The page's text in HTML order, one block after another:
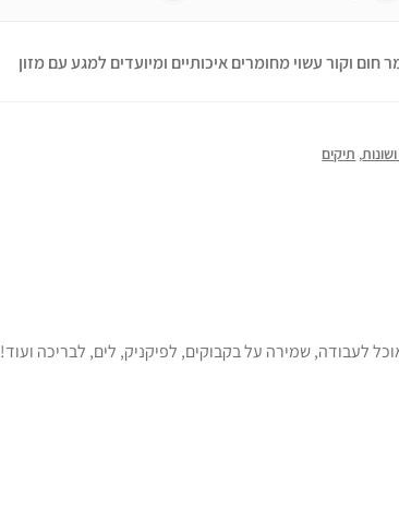
חום וקור עשוי מחומרים איכותיים ומיועדים למגע עם מזון
, תיקים
לעבודה, שמירה על בקבוקים, לפיקניק, לים, לבריכה ועוד!